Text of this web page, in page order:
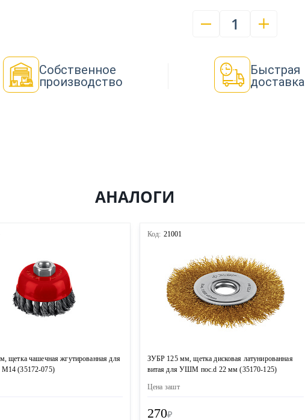
1
Собственное
производство
Быстрая
доставка
АНАЛОГИ
щетка чашечная жгутированная для
(35172-075)
Код: 21001
ЗУБР 125 мм, щетка дисковая латунированная
витая для УШМ пос.d 22 мм (35170-125)
Цена зашт
270₽